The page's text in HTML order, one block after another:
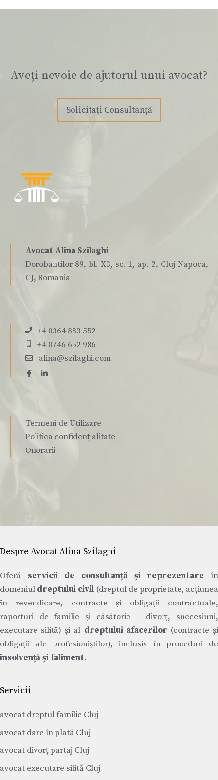
Aveți nevoie de ajutorul unui avocat?
Solicitați Consultanță
Avocat Alina Szilaghi
Dorobantilor 89, bl. X3, sc. 1, ap. 2, Cluj Napoca,
CJ, Romania
+4 0364 883 552
+4 0746 652 986
alina@szilaghi.com
Termeni de Utilizare
Politica confidențialitate
Onorarii
Despre Avocat Alina Szilaghi
Oferă servicii de consultanță și reprezentare în
domeniul dreptului civil (dreptul de proprietate, acțiunea
în revendicare, contracte și obligații contractuale,
raporturi de familie și căsătorie – divorț, succesiuni,
executare silită) și al dreptului afacerilor (contracte și
obligații ale profesioniștilor), inclusiv în proceduri de
insolvență și faliment.
Servicii
avocat dreptul familie Cluj
avocat dare în plată Cluj
avocat divorț partaj Cluj
avocat executare silită Cluj